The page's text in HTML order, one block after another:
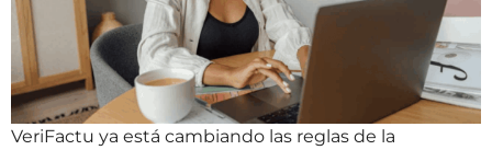
VeriFactu ya está cambiando las reglas de la